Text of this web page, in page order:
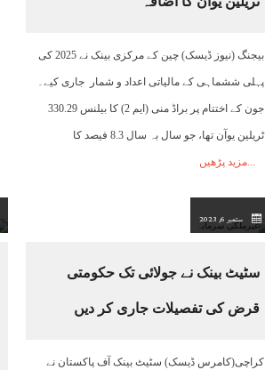
بیجنگ (نیوز ڈیسک) چین کے مرکزی بینک نے 2025 کی
پہلی ششماہی کے مالیاتی اعداد و شمار جاری کیے۔
جون کے اختتام پر براڈ منی (ایم 2) کا بیلنس 330.29
ٹریلین یوآن تھا، جو سال بہ سال 8.3 فیصد کا
مزید پڑھیں
ستمبر 6, 2023
سٹیٹ بینک نے جولائی تک حکومتی
قرض کی تفصیلات جاری کر دیں
کراچی(کامرس ڈیسک) سٹیٹ بینک آف پاکستان نے